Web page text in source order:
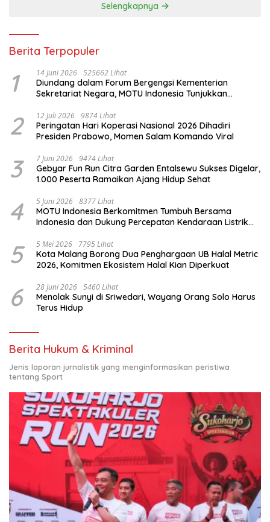
Selengkapnya
Berita Terpopuler
1 14 Juni 2026 525662 Lihat
Diundang dalam Forum Bergengsi Kementerian
Sekretariat Negara, MOTU Indonesia Tunjukkan
2 12 Juli 2026 9874 Lihat
Peringatan Hari Koperasi Nasional 2026 Dihadiri
Presiden Prabowo, Momen Salam Komando Viral
3 7 Juni 2026 9474 Lihat
Gebyar Fun Run Citra Garden Entalsewu Sukses Digelar,
1.000 Peserta Ramaikan Ajang Hidup Sehat
4 5 Juni 2026 8377 Lihat
MOTU Indonesia Berkomitmen Tumbuh Bersama
Indonesia dan Dukung Percepatan Kendaraan Listrik
5 5 Mei 2026 7795 Lihat
Kota Malang Borong Dua Penghargaan UB Halal Metric
2026, Komitmen Ekosistem Halal Kian Diperkuat
6 28 Juni 2026 5460 Lihat
Menolak Sunyi di Sriwedari, Wayang Orang Solo Harus
Terus Hidup
Berita Hukum & Kriminal
Jenis laporan jurnalistik yang menginformasikan peristiwa
tentang Sport